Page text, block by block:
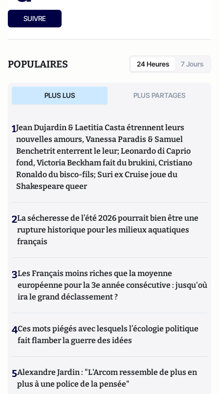
SUIVRE
POPULAIRES 24 Heures 7 Jours
PLUS LUS PLUS PARTAGES
1Jean Dujardin & Laetitia Casta étrennent leurs
nouvelles amours, Vanessa Paradis & Samuel
Benchetrit enterrent le leur; Leonardo di Caprio
fond, Victoria Beckham fait du brukini, Cristiano
Ronaldo du bisco-fils; Suri ex Cruise joue du
Shakespeare queer
2La sécheresse de l’été 2026 pourrait bien être une
rupture historique pour les milieux aquatiques
français
3Les Français moins riches que la moyenne
européenne pour la 3e année consécutive : jusqu'où
ira le grand déclassement ?
4Ces mots piégés avec lesquels l’écologie politique
fait flamber la guerre des idées
5Alexandre Jardin : "L'Arcom ressemble de plus en
plus à une police de la pensée"